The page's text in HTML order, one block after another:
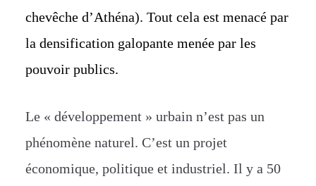
chevêche d’Athéna). Tout cela est menacé par
la densification galopante menée par les
pouvoir publics.
Le « développement » urbain n’est pas un
phénomène naturel. C’est un projet
économique, politique et industriel. Il y a 50